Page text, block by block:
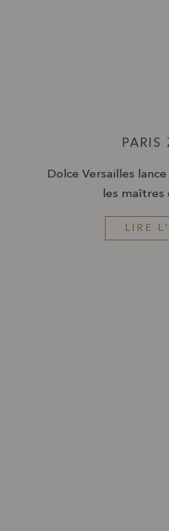
PARIS
Dolce Versailles
les maîtres
LIRE